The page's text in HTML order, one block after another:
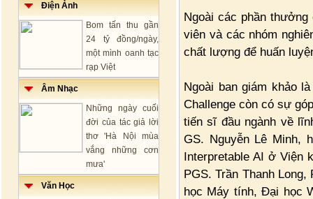
Điện Ảnh
Bom tấn thu gần
24 tỷ đồng/ngày,
một mình oanh tạc
rạp Việt
Âm Nhạc
Những ngày cuối
đời của tác giả lời
thơ 'Hà Nội mùa
vắng những cơn
mưa'
Văn Học
Ngoài các phần
viên và các nhóm
chất lượng để huấn
Ngoài ban giám khảo
Challenge còn có sự
tiến sĩ đầu ngành về
GS. Nguyễn Lê Minh,
Interpretable AI ở Viện
PGS. Trần Thanh
học Máy tính, Đại học